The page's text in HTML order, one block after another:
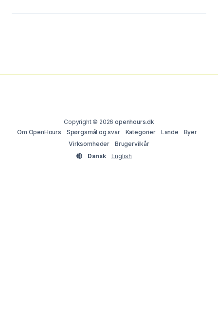
Copyright © 2026openhours.dk
Om OpenHours
Spørgsmål og svar Kategorier Lande
Byer
Virksomheder
Brugervilkår
Dansk
English